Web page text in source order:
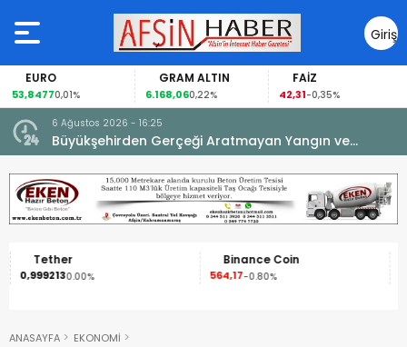
Giriş
Yap
EURO
53,84770,01%
GRAM ALTIN
6.168,060,22%
FAİZ
42,31-0,35%
6 Ağustos 2026 - 16:25
Büyükşehirden Gerçeği Aratmayan Yangın ve
Kurtarma Tatbikatı.
Tether
0,9992130.00%
Binance Coin
564,17-0.80%
ANASAYFA
EKONOMİ